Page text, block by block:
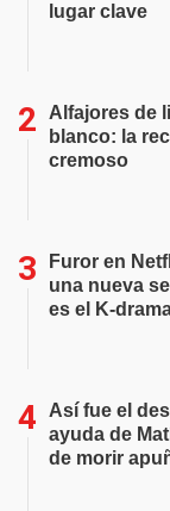
lugar clave
Alfajores de
blanco: la
cremoso
Furor en
una nueva
es el K-
Así fue el
ayuda de
de morir